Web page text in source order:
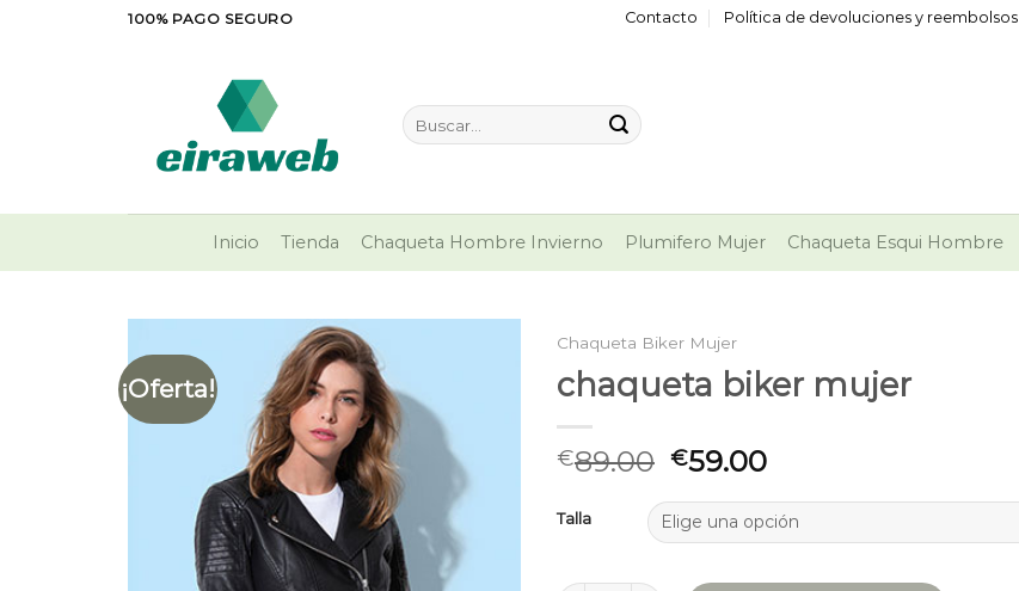
100% PAGO SEGURO Contacto Política de devoluciones y reembolsos
Buscar
por:
Inicio Tienda Chaqueta Hombre Invierno Plumifero Mujer Chaqueta Esqui Hombre
¡Oferta!
Chaqueta Biker Mujer
chaqueta biker mujer
€89.00 €59.00
Talla